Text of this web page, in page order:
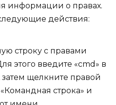
информации о правах.
действия:
строку с правами
этого введите «cmd» в
щелкните правой
строка» и